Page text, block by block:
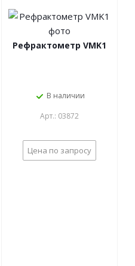
Рефрактометр VMK1
В наличии
Арт.: 03872
Цена по запросу